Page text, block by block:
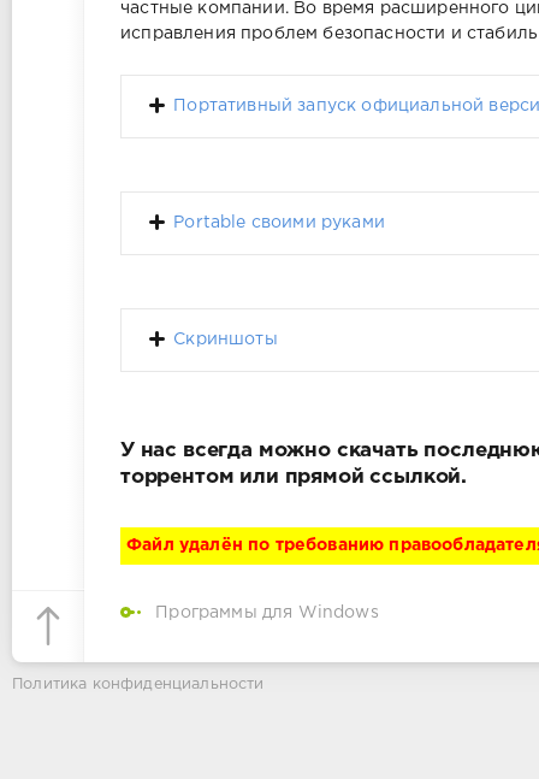
частные компании. Во время расширенного
исправления проблем безопасности и
Портативный запуск официальной
Portable своими руками
Скриншоты
У нас всегда можно скачать
торрентом или прямой ссылкой.
Файл удалён по требованию
Программы для Windows
Политика конфиденциальности